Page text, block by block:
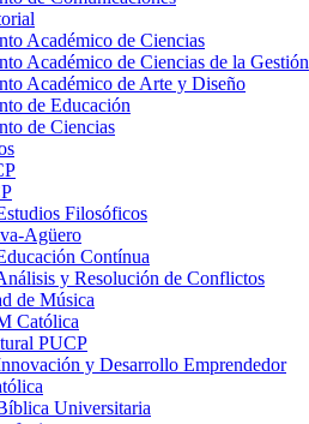
Académico de Ciencias
Académico de Ciencias de la Gestión
Académico de Arte y Diseño
de Educación
de Ciencias
Filosóficos
Agüero
Contínua
y Resolución de Conflictos
de Música
Católica
PUCP
y Desarrollo Emprendedor
Universitaria